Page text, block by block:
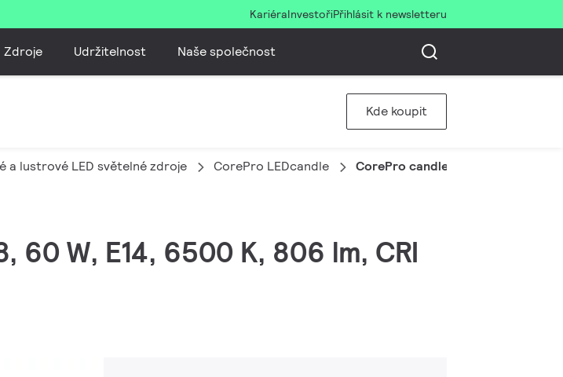
KariéraInvestořiPřihlásit k newsletteru
Zdroje Udržitelnost Naše společnost
Kde koupit
a lustrové LED světelné zdroje CorePro LEDcandle CorePro candle ND 7-60W E14 865
60 W, E14, 6500 K, 806 lm, CRI